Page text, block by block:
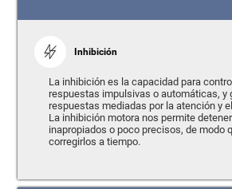
Inhibición
La inhibición es la capacidad para
respuestas impulsivas o automáticas, y
respuestas mediadas por la atención y
La inhibición motora nos permite
inapropiados o poco precisos, de modo
corregirlos a tiempo.